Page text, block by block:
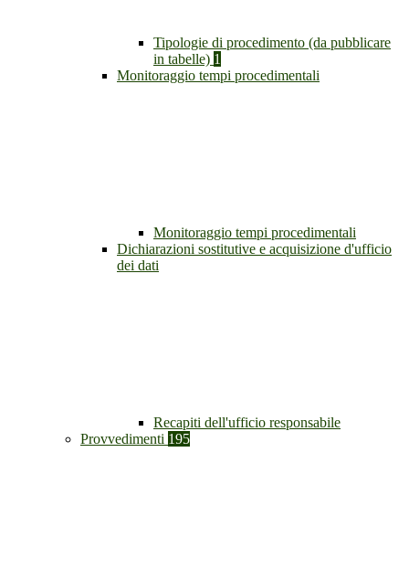
Tipologie di procedimento (da pubblicare
in tabelle) 1
Monitoraggio tempi procedimentali
Monitoraggio tempi procedimentali
Dichiarazioni sostitutive e acquisizione d'ufficio
dei dati
Recapiti dell'ufficio responsabile
Provvedimenti 195